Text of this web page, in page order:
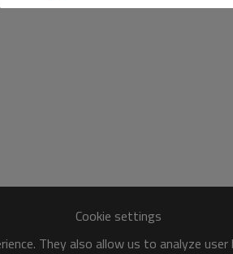
Cookie settings
They also allow us to analyze